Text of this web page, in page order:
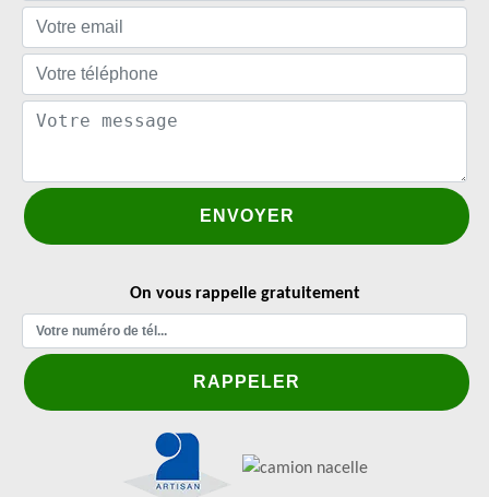
On vous rappelle gratuitement